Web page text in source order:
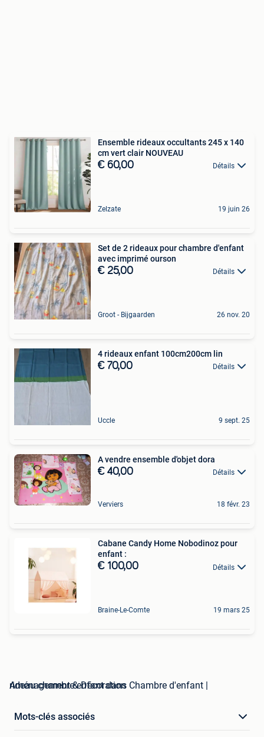
Ensemble rideaux occultants 245 x 140
cm vert clair NOUVEAU
€ 60,00 Détails
Zelzate 19 juin 26
Set de 2 rideaux pour chambre d'enfant
avec imprimé ourson
€ 25,00 Détails
Groot - Bijgaarden 26 nov. 20
4 rideaux enfant 100cm200cm lin
€ 70,00 Détails
Uccle 9 sept. 25
A vendre ensemble d'objet dora
€ 40,00 Détails
Verviers 18 févr. 23
Cabane Candy Home Nobodinoz pour
enfant :
€ 100,00 Détails
Braine-Le-Comte 19 mars 25
rideau chambre enfant dans Chambre d'enfant | Aménagement & Décoration
Mots-clés associés